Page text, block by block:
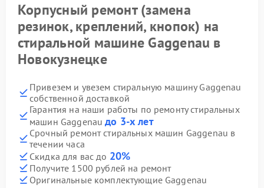
Корпусный ремонт (замена
резинок, креплений, кнопок) на
стиральной машине Gaggenau в
Новокузнецке
Привезем и увезем стиральную машину Gaggenau
собственной доставкой
Гарантия на наши работы по ремонту стиральных
машин Gaggenauдо 3-х лет
Срочный ремонт стиральных машин Gaggenau в
течении часа
Скидка для вас до 20%
Получите 1500 рублей на ремонт
Оригинальные комплектующие Gaggenau